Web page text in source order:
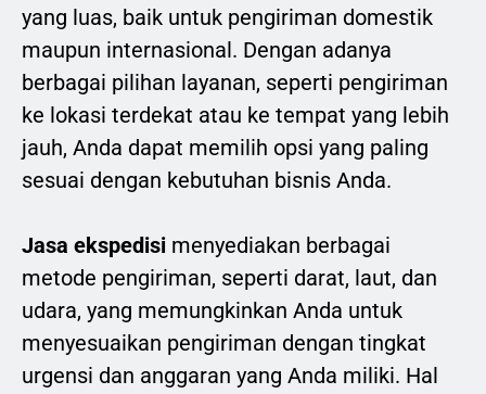
yang luas, baik untuk pengiriman domestik
maupun internasional. Dengan adanya
berbagai pilihan layanan, seperti pengiriman
ke lokasi terdekat atau ke tempat yang lebih
jauh, Anda dapat memilih opsi yang paling
sesuai dengan kebutuhan bisnis Anda.
Jasa ekspedisi menyediakan berbagai
metode pengiriman, seperti darat, laut, dan
udara, yang memungkinkan Anda untuk
menyesuaikan pengiriman dengan tingkat
urgensi dan anggaran yang Anda miliki. Hal